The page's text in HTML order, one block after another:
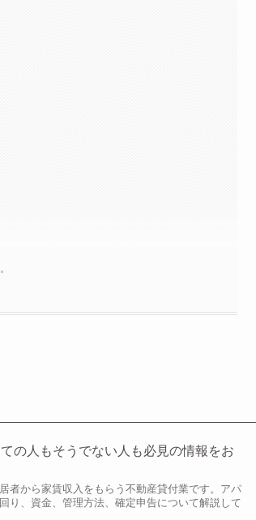
の人もそうでない人も必見の情報をお
者から家賃収入をもらう不動産貸付業です。アパ
り、資金、管理方法、確定申告について解説して